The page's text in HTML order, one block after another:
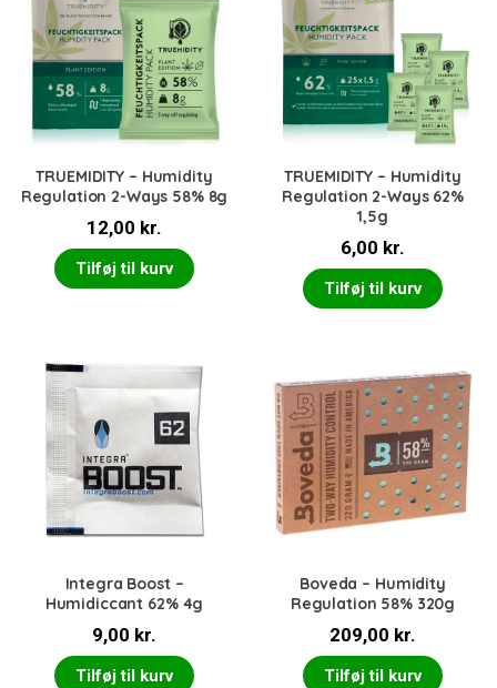
TRUEMIDITY – Humidity
Regulation 2-Ways 58% 8g
12,00 kr.
Tilføj til kurv
TRUEMIDITY – Humidity
Regulation 2-Ways 62%
1,5g
6,00 kr.
Tilføj til kurv
Integra Boost –
Humidiccant 62% 4g
9,00 kr.
Tilføj til kurv
Boveda – Humidity
Regulation 58% 320g
209,00 kr.
Tilføj til kurv